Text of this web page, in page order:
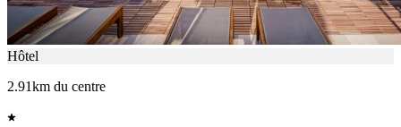
Hôtel
2.91km du centre